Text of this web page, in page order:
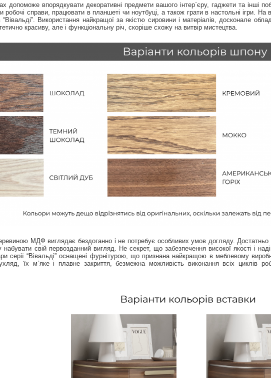
допоможе впорядкувати декоративні предмети вашого інтер`єру, гаджети та інші
робочі справи, працювати в планшеті чи ноутбуці, а також грати в настольні ігри. На
“Вівальді”. Використання найкращої за якістю сировини і матеріалів, досконале
красиву, але і функціональну річ, скоріше схожу на витвір мистецтва.
МДФ виглядає бездоганно і не потребує особливих умов догляду.
набувати свій первозданний вигляд. Не секрет, що забезпечення високої якості і
серії “Вівальді” оснащені фурнітурою, що признана найкращою в меблевому
їх м`яке і плавне закриття, безмежна можливість виконання всіх циклів